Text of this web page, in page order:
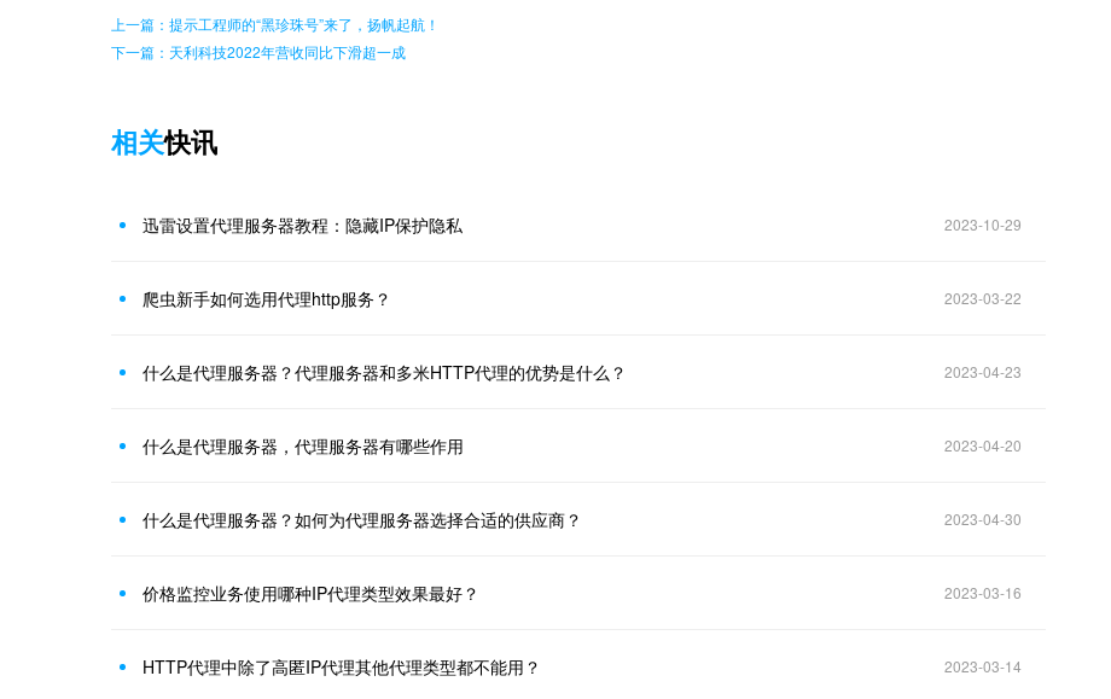
上一篇：提示工程师的“黑珍珠号”来了，扬帆起航！
下一篇：天利科技2022年营收同比下滑超一成
相关快讯
迅雷设置代理服务器教程：隐藏IP保护隐私 2023-10-29
爬虫新手如何选用代理http服务？ 2023-03-22
什么是代理服务器？代理服务器和多米HTTP代理的优势是什么？ 2023-04-23
什么是代理服务器，代理服务器有哪些作用 2023-04-20
什么是代理服务器？如何为代理服务器选择合适的供应商？ 2023-04-30
价格监控业务使用哪种IP代理类型效果最好？ 2023-03-16
HTTP代理中除了高匿IP代理其他代理类型都不能用？ 2023-03-14